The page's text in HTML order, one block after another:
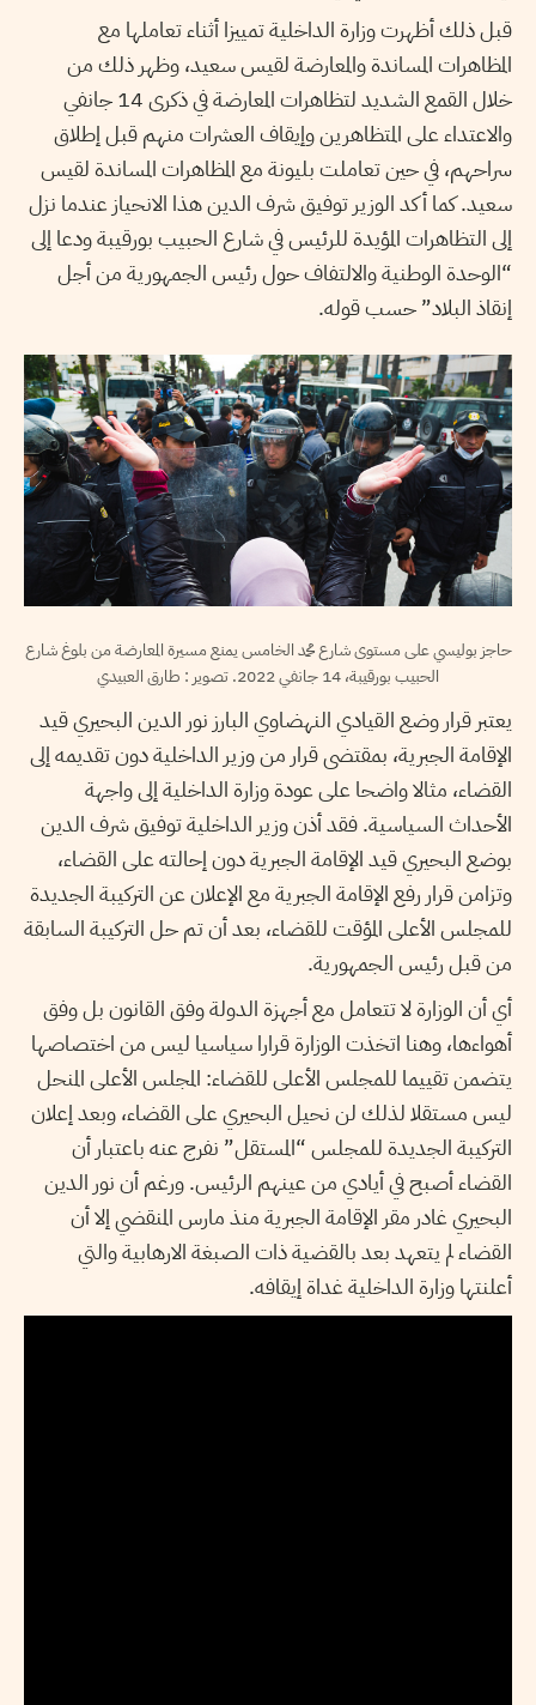
قبل ذلك أظهرت وزارة الداخلية تمييزا أثناء تعاملها مع
المظاهرات المساندة والمعارضة لقيس سعيد، وظهر ذلك من
خلال القمع الشديد لتظاهرات المعارضة في ذكرى 14 جانفي
والاعتداء على المتظاهرين وإيقاف العشرات منهم قبل إطلاق
سراحهم، في حين تعاملت بليونة مع المظاهرات المساندة لقيس
سعيد. كما أكد الوزير توفيق شرف الدين هذا الانحياز عندما نزل
إلى التظاهرات المؤيدة للرئيس في شارع الحبيب بورقيبة ودعا إلى
“الوحدة الوطنية والالتفاف حول رئيس الجمهورية من أجل
إنقاذ البلاد” حسب قوله.
حاجز بوليسي على مستوى شارع محمد الخامس يمنع مسيرة المعارضة من بلوغ شارع
الحبيب بورقيبة، 14 جانفي 2022. تصوير : طارق العبيدي
يعتبر قرار وضع القيادي النهضاوي البارز نور الدين البحيري قيد
الإقامة الجبرية، بمقتضى قرار من وزير الداخلية دون تقديمه إلى
القضاء، مثالا واضحا على عودة وزارة الداخلية إلى واجهة
الأحداث السياسية. فقد أذن وزير الداخلية توفيق شرف الدين
بوضع البحيري قيد الإقامة الجبرية دون إحالته على القضاء،
وتزامن قرار رفع الإقامة الجبرية مع الإعلان عن التركيبة الجديدة
للمجلس الأعلى المؤقت للقضاء، بعد أن تم حل التركيبة السابقة
من قبل رئيس الجمهورية.
أي أن الوزارة لا تتعامل مع أجهزة الدولة وفق القانون بل وفق
أهواءها، وهنا اتخذت الوزارة قرارا سياسيا ليس من اختصاصها
يتضمن تقييما للمجلس الأعلى للقضاء: المجلس الأعلى المنحل
ليس مستقلا لذلك لن نحيل البحيري على القضاء، وبعد إعلان
التركيبة الجديدة للمجلس “المستقل” نفرج عنه باعتبار أن
القضاء أصبح في أيادي من عينهم الرئيس. ورغم أن نور الدين
البحيري غادر مقر الإقامة الجبرية منذ مارس المنقضي إلا أن
القضاء لم يتعهد بعد بالقضية ذات الصبغة الارهابية والتي
أعلنتها وزارة الداخلية غداة إيقافه.